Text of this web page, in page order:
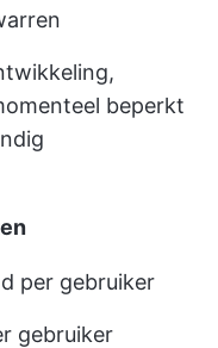
beperkt
per gebruiker
gebruiker